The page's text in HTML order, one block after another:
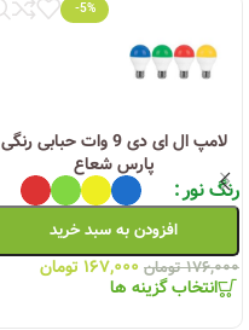
-5%
لامپ ال ای دی 9 وات حبابی رنگی
پارس شعاع
رنگ نور
افزودن به سبد خرید
۱۷۶,۰۰۰ تومان ۱۶۷,۰۰۰ تومان
انتخاب گزینه ها